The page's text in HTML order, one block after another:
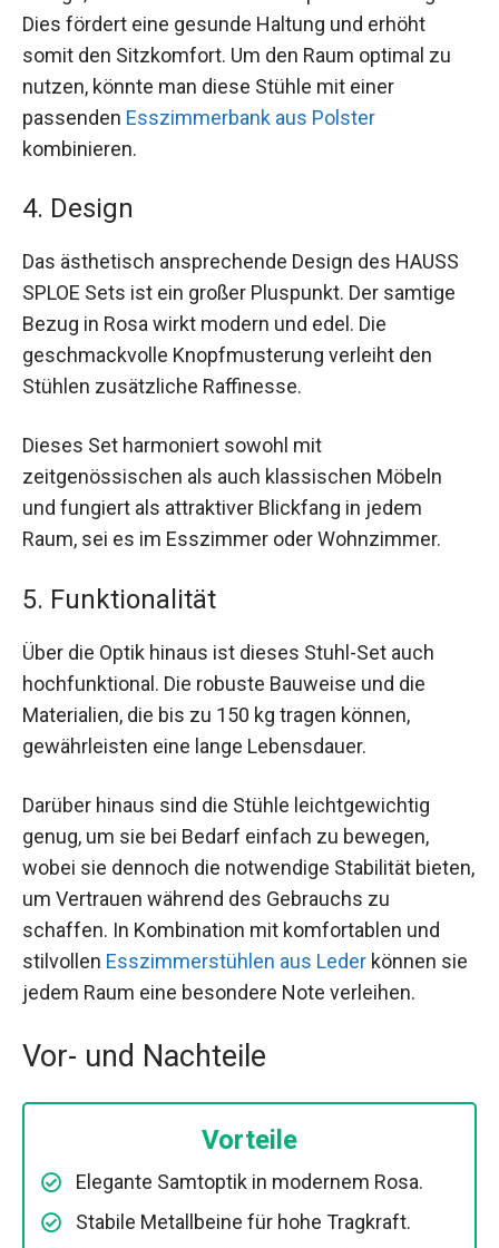
Dies fördert eine gesunde Haltung und erhöht
somit den Sitzkomfort. Um den Raum optimal zu
nutzen, könnte man diese Stühle mit einer
passenden Esszimmerbank aus Polster
kombinieren.
4. Design
Das ästhetisch ansprechende Design des HAUSS
SPLOE Sets ist ein großer Pluspunkt. Der samtige
Bezug in Rosa wirkt modern und edel. Die
geschmackvolle Knopfmusterung verleiht den
Stühlen zusätzliche Raffinesse.
Dieses Set harmoniert sowohl mit
zeitgenössischen als auch klassischen Möbeln
und fungiert als attraktiver Blickfang in jedem
Raum, sei es im Esszimmer oder Wohnzimmer.
5. Funktionalität
Über die Optik hinaus ist dieses Stuhl-Set auch
hochfunktional. Die robuste Bauweise und die
Materialien, die bis zu 150 kg tragen können,
gewährleisten eine lange Lebensdauer.
Darüber hinaus sind die Stühle leichtgewichtig
genug, um sie bei Bedarf einfach zu bewegen,
wobei sie dennoch die notwendige Stabilität bieten,
um Vertrauen während des Gebrauchs zu
schaffen. In Kombination mit komfortablen und
stilvollen Esszimmerstühlen aus Leder können sie
jedem Raum eine besondere Note verleihen.
Vor- und Nachteile
Vorteile
Elegante Samtoptik in modernem Rosa.
Stabile Metallbeine für hohe Tragkraft.